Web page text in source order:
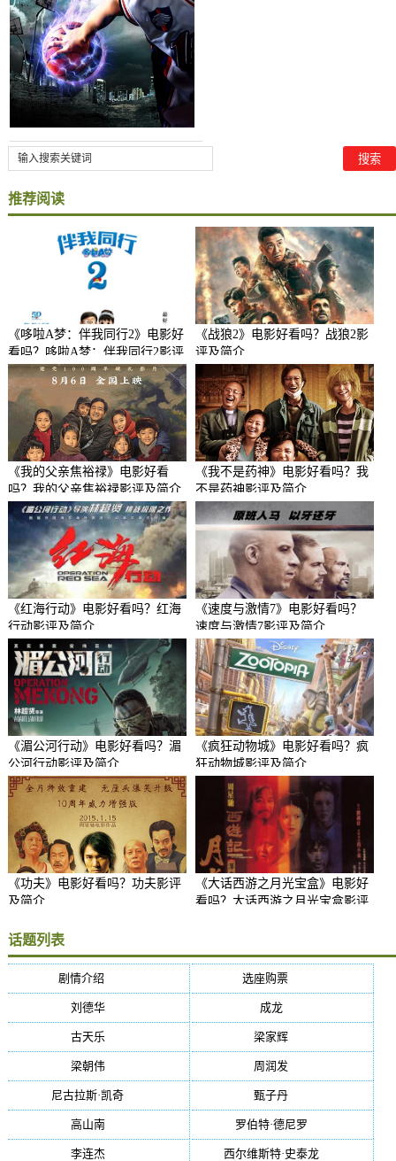
推荐阅读
《哆啦A梦：伴我同行2》电影好
看吗？哆啦A梦：伴我同行2影评
及简介
《战狼2》电影好看吗？战狼2影
评及简介
《我的父亲焦裕禄》电影好看
吗？我的父亲焦裕禄影评及简介
《我不是药神》电影好看吗？我
不是药神影评及简介
《红海行动》电影好看吗？红海
行动影评及简介
《速度与激情7》电影好看吗？
速度与激情7影评及简介
《湄公河行动》电影好看吗？湄
公河行动影评及简介
《疯狂动物城》电影好看吗？疯
狂动物城影评及简介
《功夫》电影好看吗？功夫影评
及简介
《大话西游之月光宝盒》电影好
看吗？大话西游之月光宝盒影评
话题列表
剧情介绍 选座购票(5384)
刘德华(50) 成龙(46)
古天乐 梁家辉
梁朝伟(37) 周润发
尼古拉斯·凯奇 甄子丹
高山南(33) 罗伯特·德尼罗
李连杰(29) 西尔维斯特·史泰龙(29)